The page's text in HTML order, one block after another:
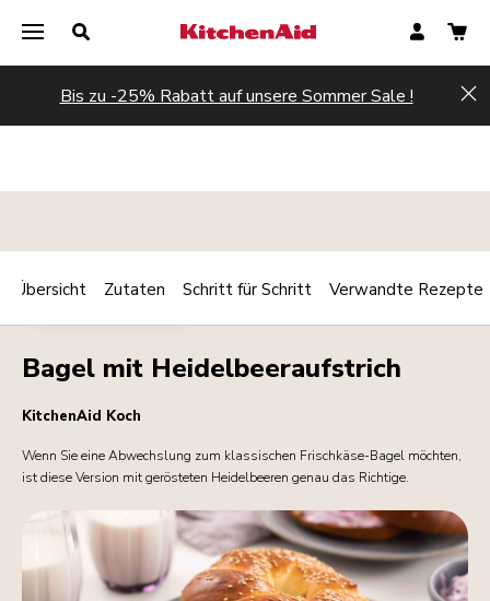
Bis zu -25% Rabatt auf unsere Sommer Sale !
FRÜHSTÜCK/BRUNCH Print
Share
Bagel mit Heidelbeeraufstrich
KitchenAid Koch
Wenn Sie eine Abwechslung zum klassischen Frischkäse-Bagel möchten,
ist diese Version mit gerösteten Heidelbeeren genau das Richtige.
Übersicht Zutaten Schritt für Schritt Verwandte Rezepte